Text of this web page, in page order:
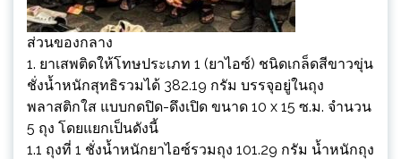
ส่วนของกลาง
1. ยาเสพติดให้โทษประเภท 1 (ยาไอซ์) ชนิดเกล็ดสีขาวขุ่น
ชั่งน้ำหนักสุทธิรวมได้ 382.19 กรัม บรรจุอยู่ในถุง
พลาสติกใส แบบกดปิด-ดึงเปิด ขนาด 10 x 15 ซ.ม. จำนวน
5 ถุง โดยแยกเป็นดังนี้
1.1 ถุงที่ 1 ชั่งน้ำหนักยาไอซ์รวมถุง 101.29 กรัม น้ำหนักถุง